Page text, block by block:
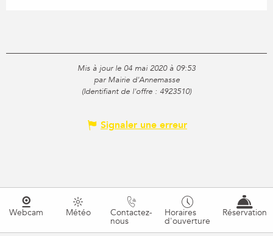
Mis à jour le 04 mai 2020 à 09:53
par Mairie d'Annemasse
(Identifiant de l'offre : 4923510)
Signaler une erreur
Webcam Météo Contactez-
nous
Horaires
d'ouverture
Réservation